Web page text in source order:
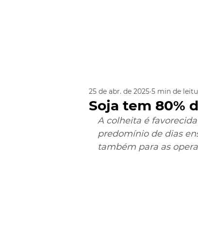
Soja tem 80%
25 de abr. de 2025 5 min de
A colheita é
predomínio de dias
também para as